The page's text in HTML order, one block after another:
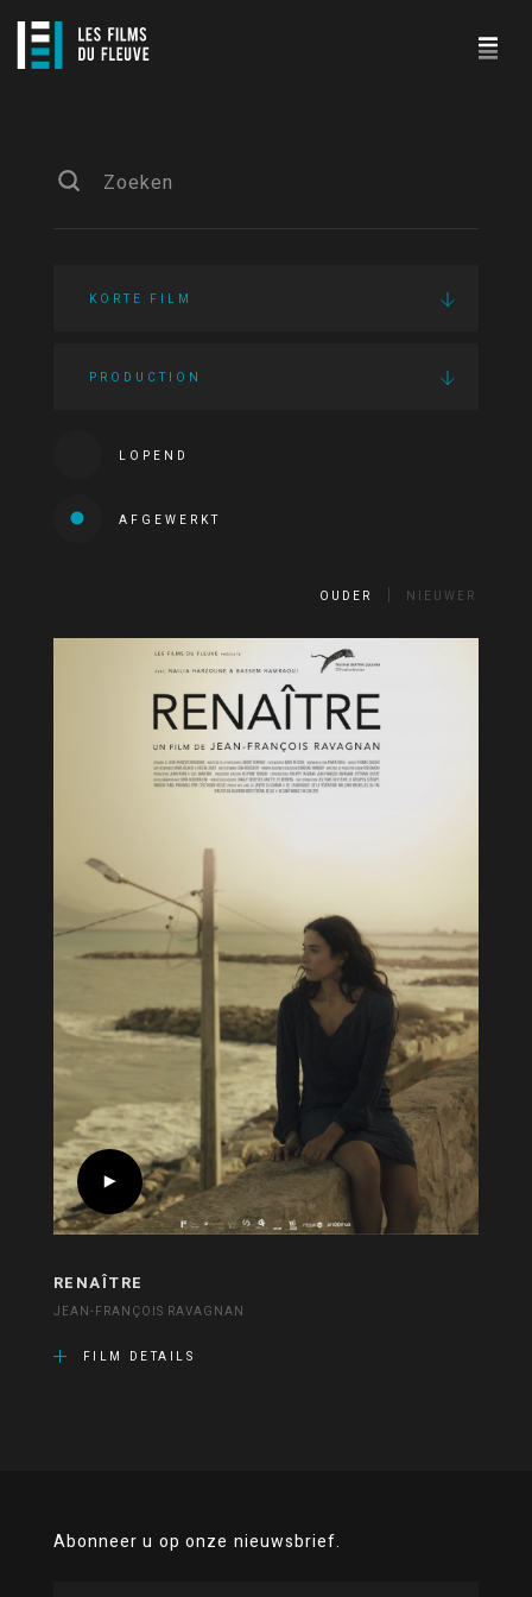
KORTE FILM
PRODUCTION
LOPEND
AFGEWERKT
OUDER NIEUWER
RENAÎTRE
JEAN-FRANÇOIS RAVAGNAN
FILM DETAILS
Abonneer u op onze nieuwsbrief.